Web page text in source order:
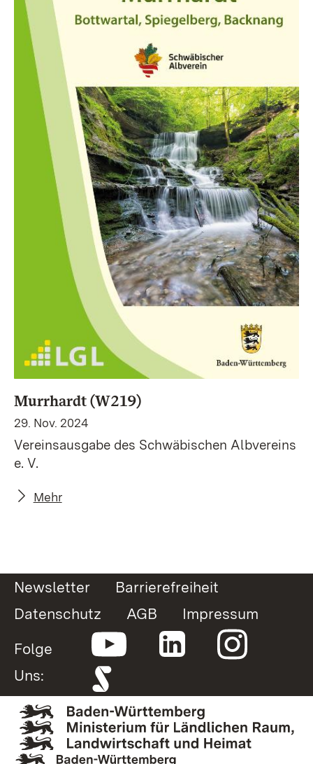
Murrhardt (W219)
29. Nov. 2024
Vereinsausgabe des Schwäbischen Albvereins
e. V.
Mehr
Newsletter
Barrierefreiheit
Datenschutz
AGB
Impressum
Folge
Uns: